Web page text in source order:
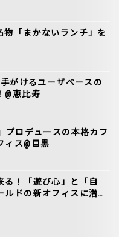
物「まかないランチ」を
がけるユーザベースの
@恵比寿
プロデュースの本格カフ
ィス@目黒
る！「遊び心」と「自
ルドの新オフィスに潜